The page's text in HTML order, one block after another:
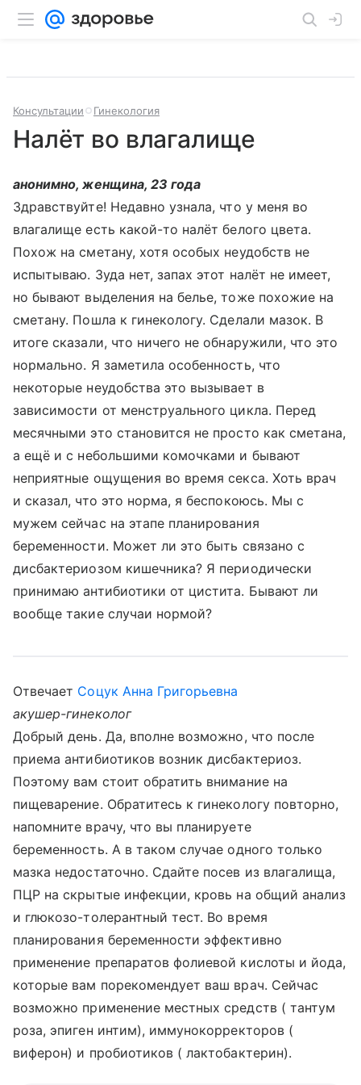
Консультации Гинекология
Налёт во влагалище
анонимно, женщина, 23 года
Здравствуйте! Недавно узнала, что у меня во
влагалище есть какой-то налёт белого цвета.
Похож на сметану, хотя особых неудобств не
испытываю. Зуда нет, запах этот налёт не имеет,
но бывают выделения на белье, тоже похожие на
сметану. Пошла к гинекологу. Сделали мазок. В
итоге сказали, что ничего не обнаружили, что это
нормально. Я заметила особенность, что
некоторые неудобства это вызывает в
зависимости от менструального цикла. Перед
месячными это становится не просто как сметана,
а ещё и с небольшими комочками и бывают
неприятные ощущения во время секса. Хоть врач
и сказал, что это норма, я беспокоюсь. Мы с
мужем сейчас на этапе планирования
беременности. Может ли это быть связано с
дисбактериозом кишечника? Я периодически
принимаю антибиотики от цистита. Бывают ли
вообще такие случаи нормой?
Отвечает Соцук Анна Григорьевна
акушер-гинеколог
Добрый день. Да, вполне возможно, что после
приема антибиотиков возник дисбактериоз.
Поэтому вам стоит обратить внимание на
пищеварение. Обратитесь к гинекологу повторно,
напомните врачу, что вы планируете
беременность. А в таком случае одного только
мазка недостаточно. Сдайте посев из влагалища,
ПЦР на скрытые инфекции, кровь на общий анализ
и глюкозо-толерантный тест. Во время
планирования беременности эффективно
применение препаратов фолиевой кислоты и йода,
которые вам порекомендует ваш врач. Сейчас
возможно применение местных средств ( тантум
роза, эпиген интим), иммунокорректоров (
виферон) и пробиотиков ( лактобактерин).